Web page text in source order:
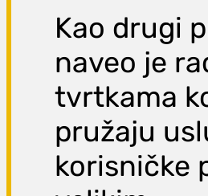
Kao drugi
naveo je
tvrtkama
pružaju
korisničke